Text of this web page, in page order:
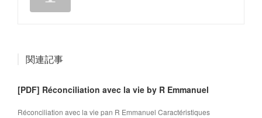
関連記事
[PDF] Réconciliation avec la vie by R Emmanuel
Réconciliation avec la vie pan R Emmanuel Caractéristiques